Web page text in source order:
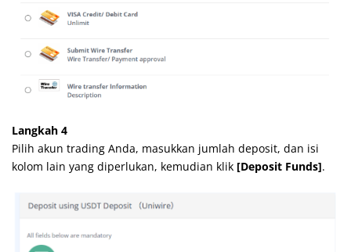
Langkah 4
Pilih akun trading Anda, masukkan jumlah deposit, dan isi
kolom lain yang diperlukan, kemudian klik [Deposit Funds].